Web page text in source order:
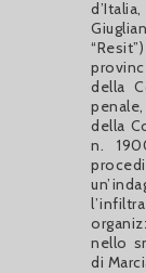
della
della
n.
nello
di